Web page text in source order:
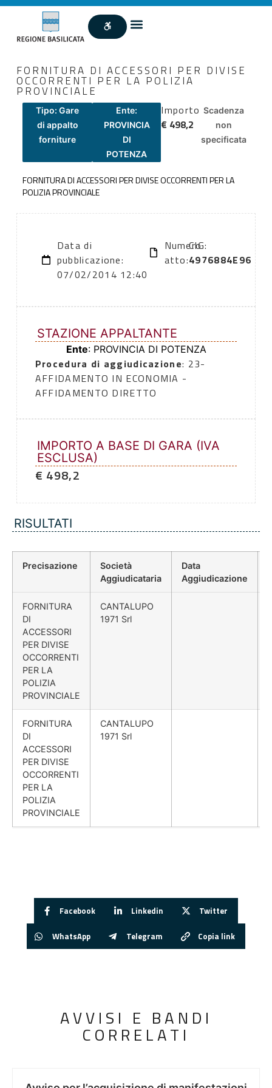
FORNITURA DI ACCESSORI PER DIVISE
OCCORRENTI PER LA POLIZIA
PROVINCIALE
Tipo: Gare
di appalto
forniture
Ente:
PROVINCIA
DI
POTENZA
Importo
€ 498,2
Scadenza
non
specificata
FORNITURA DI ACCESSORI PER DIVISE OCCORRENTI PER LA
POLIZIA PROVINCIALE
Data di
pubblicazione:
07/02/2014 12:40
Numero
atto:
CIG:
4976884E96
STAZIONE APPALTANTE
Ente: PROVINCIA DI POTENZA
Procedura di aggiudicazione: 23-
AFFIDAMENTO IN ECONOMIA -
AFFIDAMENTO DIRETTO
IMPORTO A BASE DI GARA (IVA
ESCLUSA)
€ 498,2
RISULTATI
Precisazione
Società
Aggiudicataria
Data
Aggiudicazione
FORNITURA
DI
ACCESSORI
PER DIVISE
OCCORRENTI
PER LA
POLIZIA
PROVINCIALE
CANTALUPO
1971 Srl
FORNITURA
DI
ACCESSORI
PER DIVISE
OCCORRENTI
PER LA
POLIZIA
PROVINCIALE
CANTALUPO
1971 Srl
Facebook Linkedin Twitter
WhatsApp Telegram Copia link
AVVISI E BANDI
CORRELATI